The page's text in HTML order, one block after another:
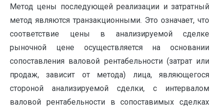
Метод цены последующей реализации и затратный
метод являются транзакционными. Это означает, что
соответствие цены в анализируемой сделке
рыночной цене осуществляется на основании
сопоставления валовой рентабельности (затрат или
продаж, зависит от метода) лица, являющегося
стороной анализируемой сделки, с интервалом
валовой рентабельности в сопоставимых сделках